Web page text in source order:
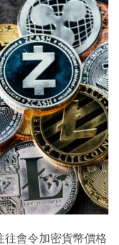
往會令加密貨幣價格